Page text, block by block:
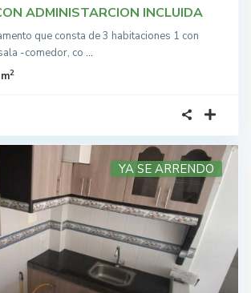
ADMINISTARCION INCLUIDA
que consta de 3 habitaciones 1 con
-comedor, co ...
2
YA SE ARRENDO